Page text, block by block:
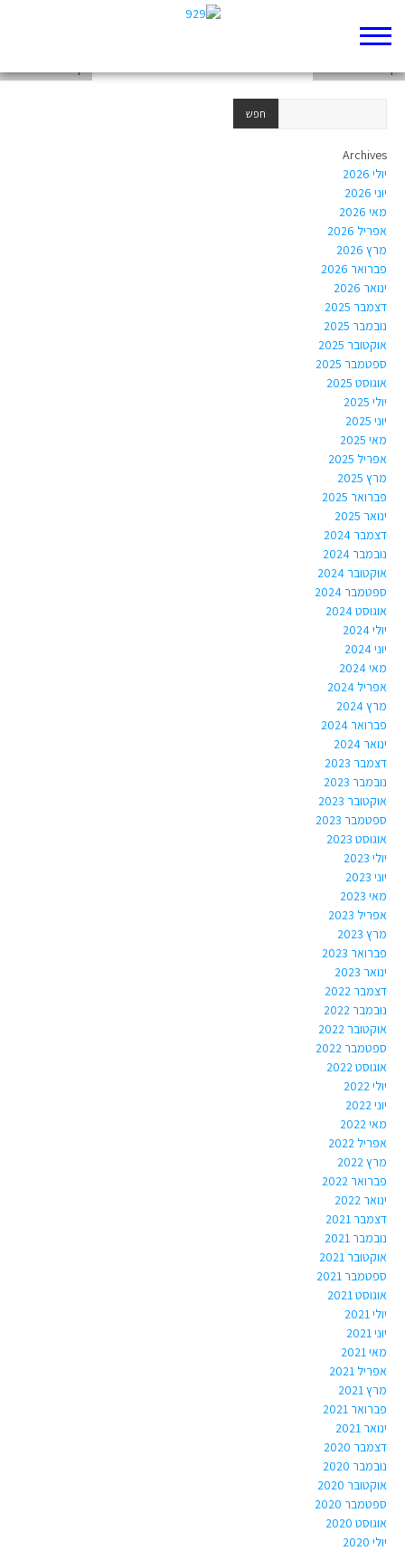
Archives
יולי 2026
יוני 2026
מאי 2026
אפריל 2026
מרץ 2026
פברואר 2026
ינואר 2026
דצמבר 2025
נובמבר 2025
אוקטובר 2025
ספטמבר 2025
אוגוסט 2025
יולי 2025
יוני 2025
מאי 2025
אפריל 2025
מרץ 2025
פברואר 2025
ינואר 2025
דצמבר 2024
נובמבר 2024
אוקטובר 2024
ספטמבר 2024
אוגוסט 2024
יולי 2024
יוני 2024
מאי 2024
אפריל 2024
מרץ 2024
פברואר 2024
ינואר 2024
דצמבר 2023
נובמבר 2023
אוקטובר 2023
ספטמבר 2023
אוגוסט 2023
יולי 2023
יוני 2023
מאי 2023
אפריל 2023
מרץ 2023
פברואר 2023
ינואר 2023
דצמבר 2022
נובמבר 2022
אוקטובר 2022
ספטמבר 2022
אוגוסט 2022
יולי 2022
יוני 2022
מאי 2022
אפריל 2022
מרץ 2022
פברואר 2022
ינואר 2022
דצמבר 2021
נובמבר 2021
אוקטובר 2021
ספטמבר 2021
אוגוסט 2021
יולי 2021
יוני 2021
מאי 2021
אפריל 2021
מרץ 2021
פברואר 2021
ינואר 2021
דצמבר 2020
נובמבר 2020
אוקטובר 2020
ספטמבר 2020
אוגוסט 2020
יולי 2020